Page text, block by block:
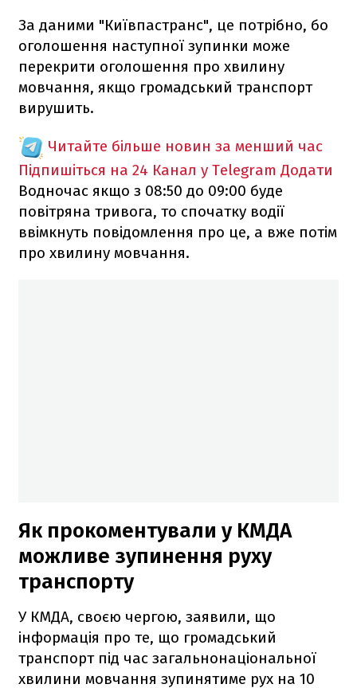
За даними "Київпастранс", це потрібно, бо
оголошення наступної зупинки може
перекрити оголошення про хвилину
мовчання, якщо громадський транспорт
вирушить.
Читайте більше новин за менший час
Підпишіться на 24 Канал у Telegram Додати
Водночас якщо з 08:50 до 09:00 буде
повітряна тривога, то спочатку водії
ввімкнуть повідомлення про це, а вже потім
про хвилину мовчання.
Як прокоментували у КМДА
можливе зупинення руху
транспорту
У КМДА, своєю чергою, заявили, що
інформація про те, що громадський
транспорт під час загальнонаціональної
хвилини мовчання зупинятиме рух на 10